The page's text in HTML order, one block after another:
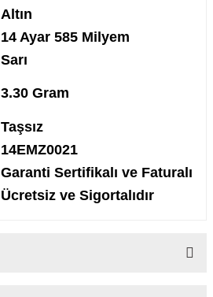
Altın
14 Ayar 585 Milyem
Sarı
3.30 Gram
Taşsız
14EMZ0021
Garanti Sertifikalı ve Faturalı
Ücretsiz ve Sigortalıdır